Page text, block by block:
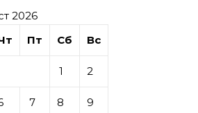
2026
Пт Сб Вс
1 2
7 8 9